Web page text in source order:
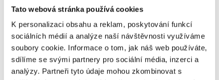
Tato webová stránka používá cookies
K personalizaci obsahu a reklam, poskytování funkcí
sociálních médií a analýze naší návštěvnosti využíváme
soubory cookie. Informace o tom, jak náš web používáte,
sdílíme se svými partnery pro sociální média, inzerci a
analýzy. Partneři tyto údaje mohou zkombinovat s